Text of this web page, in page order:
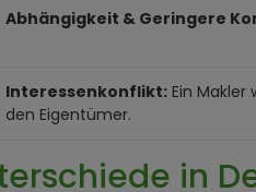
Abhängigkeit & Geringere
Interessenkonflikt: Ein
den Eigentümer.
in